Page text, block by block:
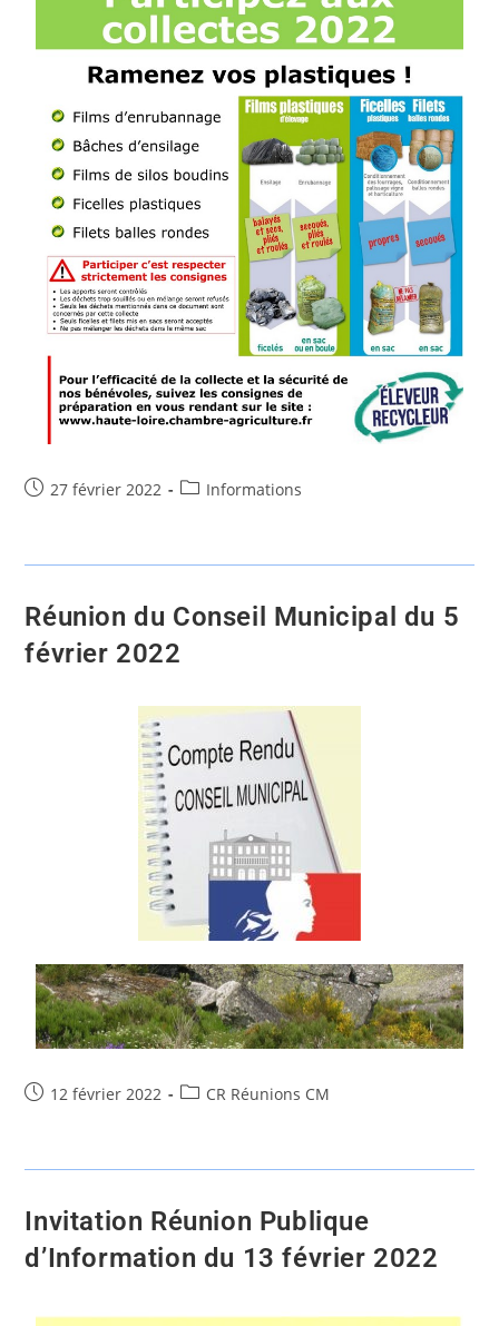
27 février 2022 Informations
Réunion du Conseil Municipal du 5
février 2022
12 février 2022 CR Réunions CM
Invitation Réunion Publique
d’Information du 13 février 2022